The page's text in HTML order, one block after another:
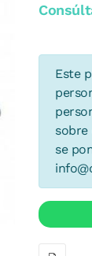
Este
sobre
se